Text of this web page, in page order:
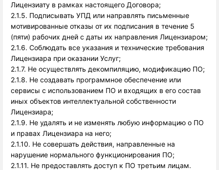
Лицензиату в рамках настоящего Договора;
2.1.5. Подписывать УПД или направлять письменные
мотивированные отказы от их подписания в течение 5
(пяти) рабочих дней с даты их направления Лицензиаром;
2.1.6. Соблюдать все указания и технические требования
Лицензиара при оказании Услуг;
2.1.7. Не осуществлять декомпиляцию, модификацию ПО;
2.1.8. Не создавать программное обеспечение или
сервисы с использованием ПО и входящих в его состав
иных объектов интеллектуальной собственности
Лицензиара;
2.1.9. Не удалять и не изменять любую информацию о ПО
и правах Лицензиара на него;
2.1.10. Не совершать действия, направленные на
нарушение нормального функционирования ПО;
2.1.11. Не предоставлять доступ к ПО третьим лицам.